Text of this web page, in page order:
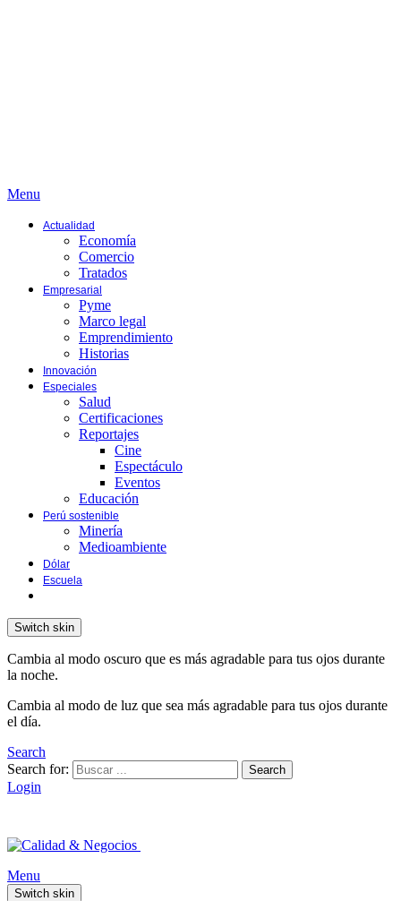
Menu
Actualidad
Economía
Comercio
Tratados
Empresarial
Pyme
Marco legal
Emprendimiento
Historias
Innovación
Especiales
Salud
Certificaciones
Reportajes
Cine
Espectáculo
Eventos
Educación
Perú sostenible
Minería
Medioambiente
Dólar
Escuela
Switch skin
Cambia al modo oscuro que es más agradable para tus ojos durante
la noche.
Cambia al modo de luz que sea más agradable para tus ojos durante
el día.
Search
Search for:
Search
Login
Menu
Switch skin